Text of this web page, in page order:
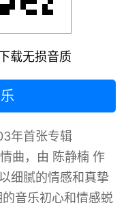
载无损音质
年首张专辑
曲，由 陈静楠 作
细腻的情感和真挚
音乐初心和情感蜕